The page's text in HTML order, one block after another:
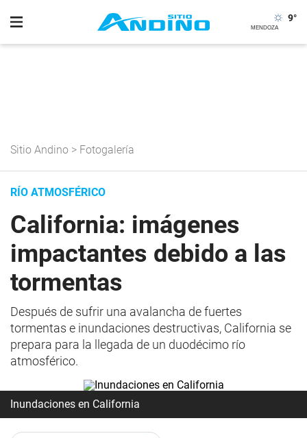
9°
Sitio Andino > Fotogalería
RÍO ATMOSFÉRICO
California: imágenes
impactantes debido a las
tormentas
Después de sufrir una avalancha de fuertes
tormentas e inundaciones destructivas, California se
prepara para la llegada de un duodécimo río
atmosférico.
Inundaciones en California